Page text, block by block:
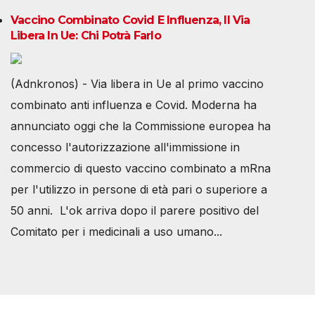
Vaccino Combinato Covid E Influenza, Il Via
Libera In Ue: Chi Potrà Farlo
(Adnkronos) - Via libera in Ue al primo vaccino
combinato anti influenza e Covid. Moderna ha
annunciato oggi che la Commissione europea ha
concesso l'autorizzazione all'immissione in
commercio di questo vaccino combinato a mRna
per l'utilizzo in persone di età pari o superiore a
50 anni. L'ok arriva dopo il parere positivo del
Comitato per i medicinali a uso umano...